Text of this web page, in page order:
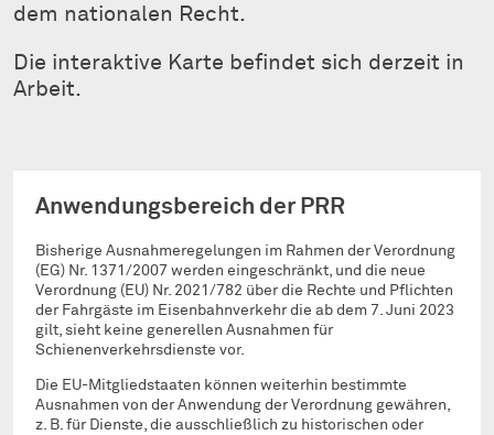
dem nationalen Recht.
Die interaktive Karte befindet sich derzeit in
Arbeit.
Anwendungsbereich der PRR
Bisherige Ausnahmeregelungen im Rahmen der Verordnung
(EG) Nr. 1371/2007 werden eingeschränkt, und die neue
Verordnung (EU) Nr. 2021/782 über die Rechte und Pflichten
der Fahrgäste im Eisenbahnverkehr die ab dem 7. Juni 2023
gilt, sieht keine generellen Ausnahmen für
Schienenverkehrsdienste vor.
Die EU-Mitgliedstaaten können weiterhin bestimmte
Ausnahmen von der Anwendung der Verordnung gewähren,
z. B. für Dienste, die ausschließlich zu historischen oder